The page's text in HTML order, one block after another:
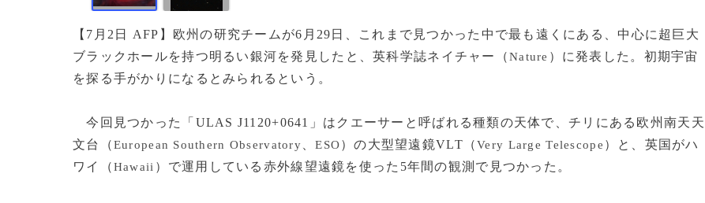
【7月2日 AFP】欧州の研究チームが6月29日、これまで見つかった中で最も遠くにある、中心に超巨大
ブラックホールを持つ明るい銀河を発見したと、英科学誌ネイチャー（Nature ）に発表した。初期宇宙
を探る手がかりになるとみられるという。
今回見つかった「ULAS J1120+0641」はクエーサーと呼ばれる種類の天体で、チリにある欧州南天天
文台（European Southern Observatory 、ESO）の大型望遠鏡VLT（Very Large Telescope ）と、英国がハ
ワイ（Hawaii ）で運用している赤外線望遠鏡を使った5年間の観測で見つかった。